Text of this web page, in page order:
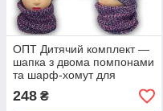
ОПТ Дитячий комплект —
шапка з двома помпонами
та шарф-хомут для
дівчинки, 48-50 (5 шт./
набір)
248 ₴